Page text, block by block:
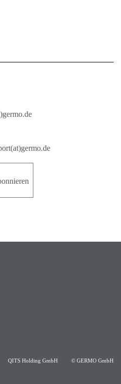
QITS Holding GmbH © GERMO GmbH